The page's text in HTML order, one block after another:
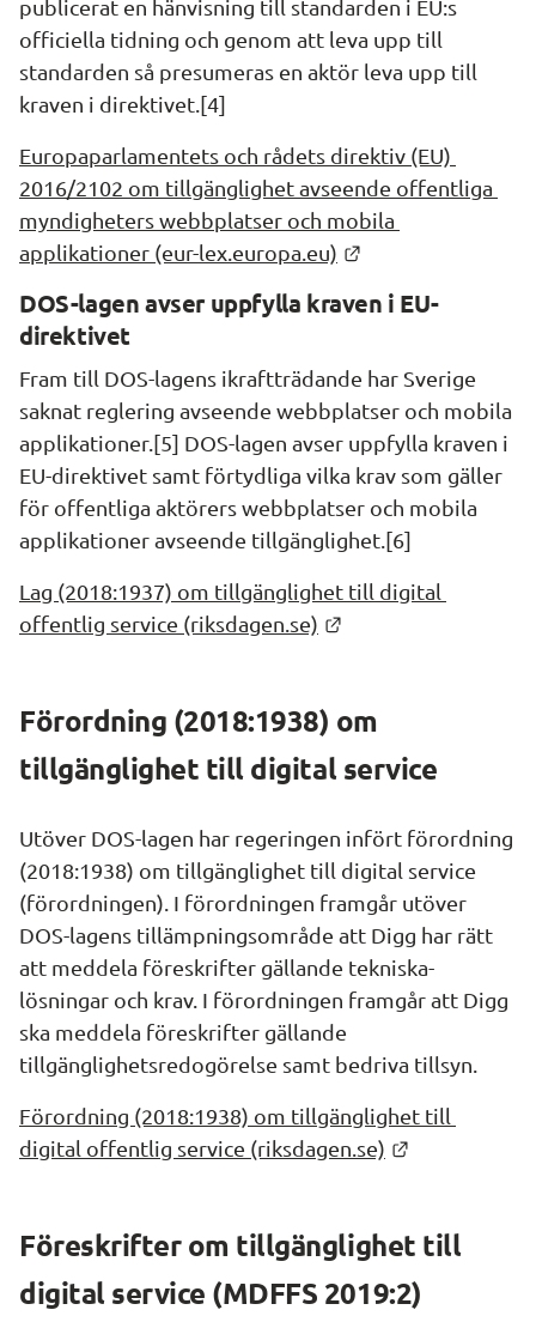
publicerat en hänvisning till standarden i EU:s
officiella tidning och genom att leva upp till
standarden så presumeras en aktör leva upp till
kraven i direktivet.[4]
Europaparlamentets och rådets direktiv (EU)
2016/2102 om tillgänglighet avseende offentliga
myndigheters webbplatser och mobila
applikationer (eur-lex.europa.eu)
DOS-lagen avser uppfylla kraven i EU-
direktivet
Fram till DOS-lagens ikraftträdande har Sverige
saknat reglering avseende webbplatser och mobila
applikationer.[5] DOS-lagen avser uppfylla kraven i
EU-direktivet samt förtydliga vilka krav som gäller
för offentliga aktörers webbplatser och mobila
applikationer avseende tillgänglighet.[6]
Lag (2018:1937) om tillgänglighet till digital
offentlig service (riksdagen.se)
Förordning (2018:1938) om
tillgänglighet till digital service
Utöver DOS-lagen har regeringen infört förordning
(2018:1938) om tillgänglighet till digital service
(förordningen). I förordningen framgår utöver
DOS-lagens tillämpningsområde att Digg har rätt
att meddela föreskrifter gällande tekniska-
lösningar och krav. I förordningen framgår att Digg
ska meddela föreskrifter gällande
tillgänglighetsredogörelse samt bedriva tillsyn.
Förordning (2018:1938) om tillgänglighet till
digital offentlig service (riksdagen.se)
Föreskrifter om tillgänglighet till
digital service (MDFFS 2019:2)